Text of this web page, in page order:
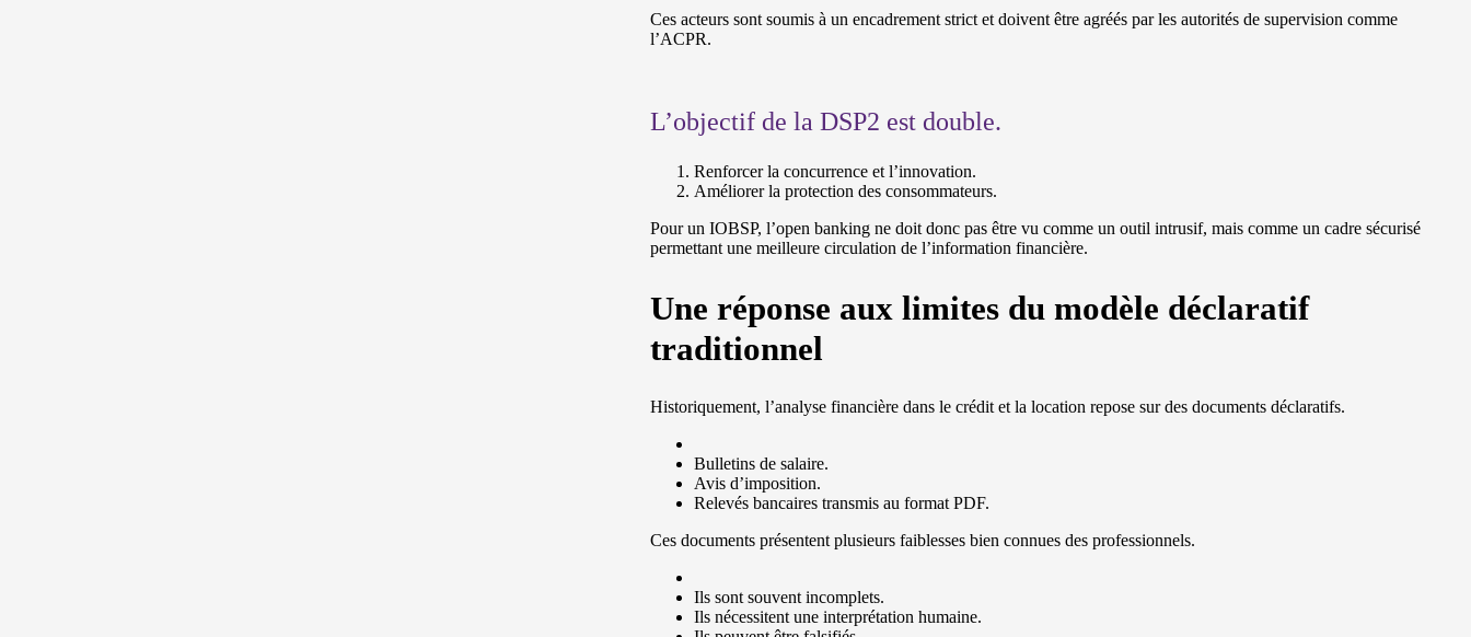
Ces acteurs sont soumis à un encadrement strict et doivent être agréés par les autorités de supervision comme
l’ACPR.
L’objectif de la DSP2 est double.
Renforcer la concurrence et l’innovation.
Améliorer la protection des consommateurs.
Pour un IOBSP, l’open banking ne doit donc pas être vu comme un outil intrusif, mais comme un cadre sécurisé
permettant une meilleure circulation de l’information financière.
Une réponse aux limites du modèle déclaratif
traditionnel
Historiquement, l’analyse financière dans le crédit et la location repose sur des documents déclaratifs.
Bulletins de salaire.
Avis d’imposition.
Relevés bancaires transmis au format PDF.
Ces documents présentent plusieurs faiblesses bien connues des professionnels.
Ils sont souvent incomplets.
Ils nécessitent une interprétation humaine.